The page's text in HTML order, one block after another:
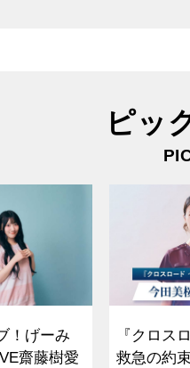
ピッ
！げーみ
齋藤樹愛
『クロス
救急の約